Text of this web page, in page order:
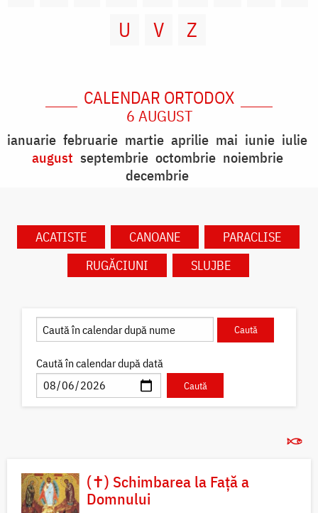
U
V Z
CALENDAR ORTODOX
6 AUGUST
ianuarie februarie martie aprilie mai iunie iulie
august septembrie octombrie noiembrie
decembrie
ACATISTE CANOANE
PARACLISE
RUGĂCIUNI
SLUJBE
Caută în calendar după dată
(✝) Schimbarea la Față a
Domnului